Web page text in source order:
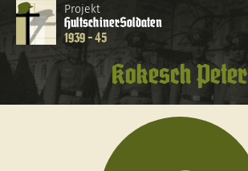
Projekt
HultschinerSoldaten
1939 - 45
Kokesch Peter